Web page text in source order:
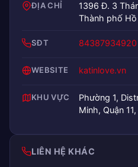
ĐỊA CHỈ
1396 Đ. 3
Thành phố
SĐT 84387934920
WEBSITE katinlove.vn
KHU VỰC
Phường 1,
Minh, Quận
LIÊN HỆ KHÁC